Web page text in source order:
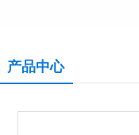
产品中心